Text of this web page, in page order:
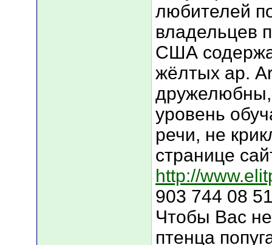
любителей
владельцев
США
жёлтых ар.
дружелюбны,
уровень
речи, не
странице
http://
903 744 08
Чтобы Вас
птенца